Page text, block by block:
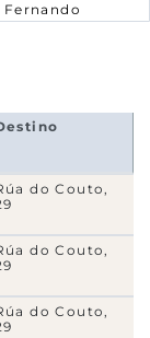
Fernando
do Couto,
do Couto,
do Couto,